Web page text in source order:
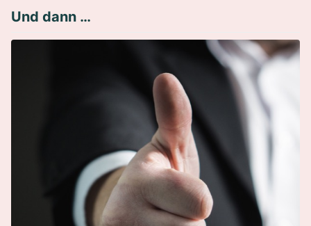
Und dann …